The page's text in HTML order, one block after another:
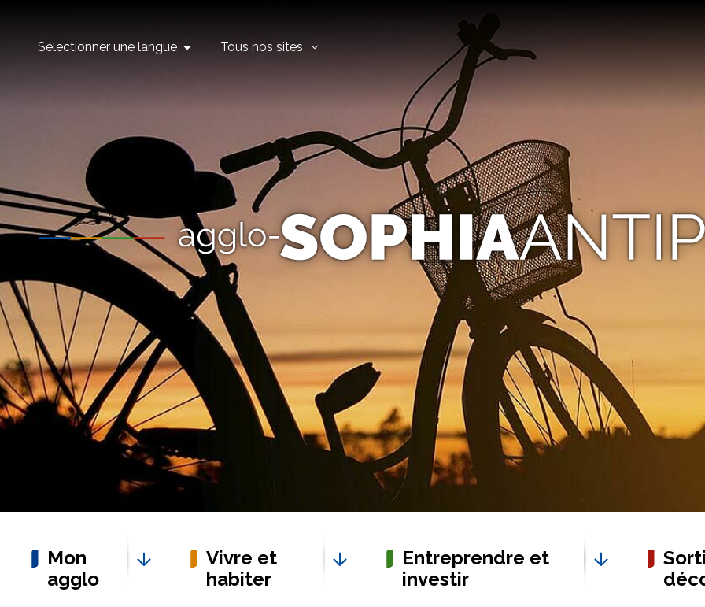
Sélectionner une langue Tous nos sites
Mon
agglo
Vivre et
habiter
Entreprendre et
investir